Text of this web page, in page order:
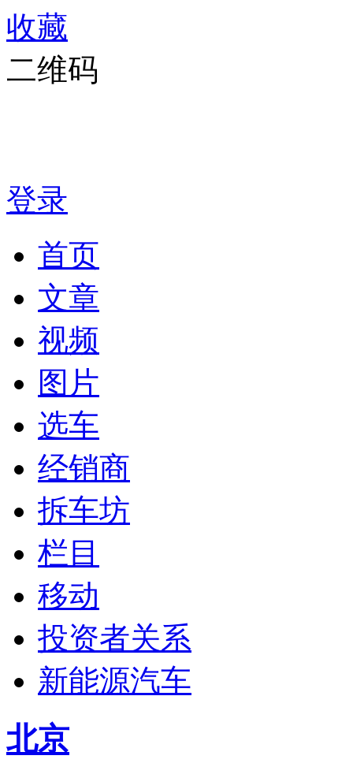
收藏
二维码
登录
首页
文章
视频
图片
选车
经销商
拆车坊
栏目
移动
投资者关系
新能源汽车
北京